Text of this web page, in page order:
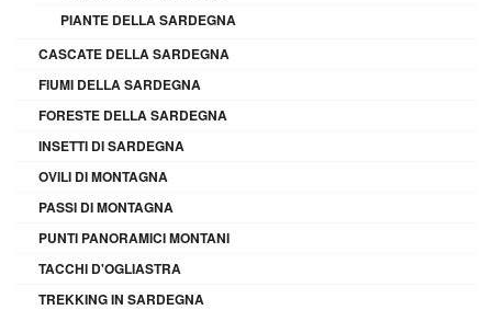
PIANTE DELLA SARDEGNA
CASCATE DELLA SARDEGNA
FIUMI DELLA SARDEGNA
FORESTE DELLA SARDEGNA
INSETTI DI SARDEGNA
OVILI DI MONTAGNA
PASSI DI MONTAGNA
PUNTI PANORAMICI MONTANI
TACCHI D'OGLIASTRA
TREKKING IN SARDEGNA